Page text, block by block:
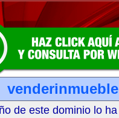
de este dominio lo